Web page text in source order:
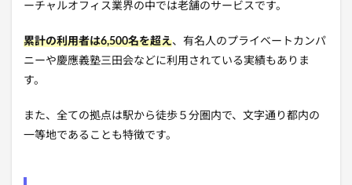
ーチャルオフィス業界の中では老舗のサービスです。
累計の利用者は6,500名を超え、有名人のプライベートカンパ
ニーや慶應義塾三田会などに利用されている実績もありま
す。
また、全ての拠点は駅から徒歩５分圏内で、文字通り都内の
一等地であることも特徴です。